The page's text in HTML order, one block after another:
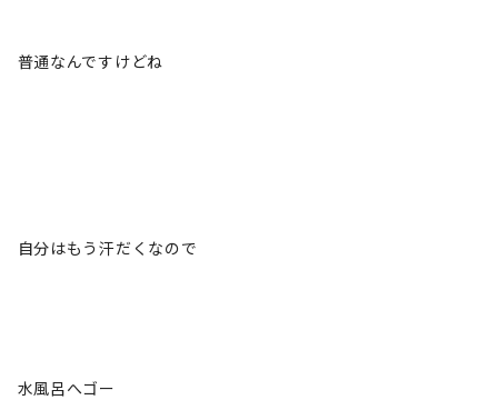
普通なんですけどね
自分はもう汗だくなので
水風呂へゴー